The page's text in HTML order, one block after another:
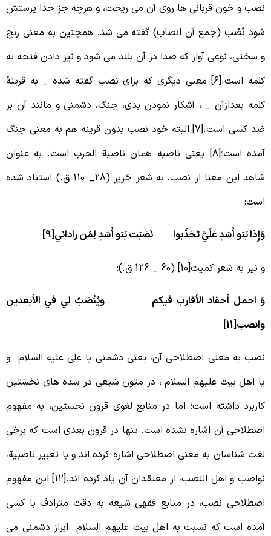
و خون قربانی ها روی آن می ریخت، و هرچه جز خدا پرستش
نُصُب (جمع آن انصاب) گفته می شد. همچنین به معنی رنج
سختی، نوعی آواز که صدا در آن بلند می شود و نیز دادن فتحه به
کلمه است.[6] معنی دیگری که برای نصب گفته شده _ به قرینۀ
بعدازآن _ ، آشکار نمودن بدی، جنگ، دشمنی و مانند آن بر
ضد کسی است.[7] البته خود نصب بدون قرینه هم به معنی جنگ
آمده است؛[8] یعنی ناصبه همان ناصبة الحرب است. به عنوان
شاهد این معنا از نصب، به شعر جَریر (28_ 110 ق.) استناد شده
بَنو أَسَدٍ عَلَيَّ تَحَدَّبوا نَصَبَت بَنو أَسَدٍ لِمَن راداني[9]
به شعر کمیت[10] (60 _ 126 ق.):
احمل أحقاد الأقارب فيكم ويُنْصَبُ لي في الأبعدين
به معنی اصطلاحی آن، یعنی دشمنی با علی علیه السلام و
اهل بیت علیهم السلام ، در متون شیعی در سده های نخستین
داشته است؛ اما در منابع لغوی قرون نخستین، به مفهوم
آن اشاره نشده است. تنها در قرون بعدی است که برخی
شناسان به معنی اصطلاحی اشاره کرده اند و با تعبیر ناصبیة،
نواصب و اهل النصب، از معتقدان آن یاد کرده اند.[12] این مفهوم
نصب، در منابع فقهی شیعه به دقت مترادف با کسی
است که نسبت به اهل بیت علیهم السلام ابراز دشمنی می